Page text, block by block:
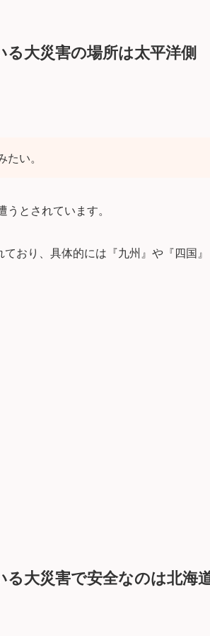
大災害の場所は太平洋側
い。
とされています。
おり、具体的には『九州』や『四国
大災害で安全なのは北海